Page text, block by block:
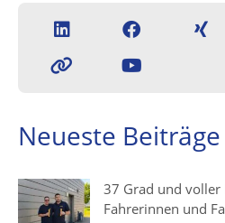
Neueste Beiträge
37 Grad und voller
Fahrerinnen und